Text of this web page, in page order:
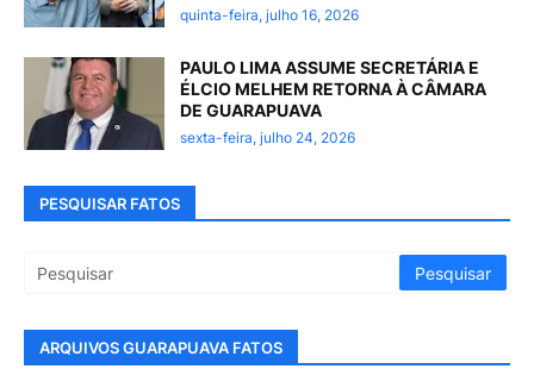
quinta-feira, julho 16, 2026
PAULO LIMA ASSUME SECRETÁRIA E
ÉLCIO MELHEM RETORNA À CÂMARA
DE GUARAPUAVA
sexta-feira, julho 24, 2026
PESQUISAR FATOS
ARQUIVOS GUARAPUAVA FATOS